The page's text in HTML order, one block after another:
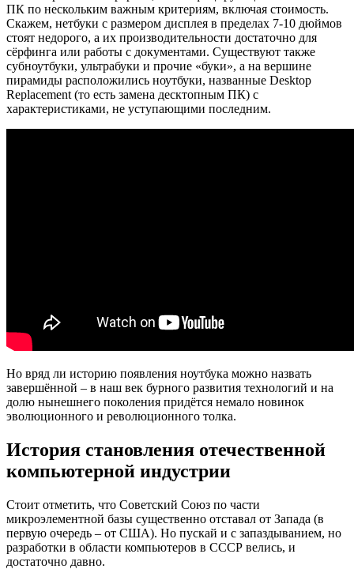
ПК по нескольким важным критериям, включая стоимость.
Скажем, нетбуки с размером дисплея в пределах 7-10 дюймов
стоят недорого, а их производительности достаточно для
сёрфинга или работы с документами. Существуют также
субноутбуки, ультрабуки и прочие «буки», а на вершине
пирамиды расположились ноутбуки, названные Desktop
Replacement (то есть замена десктопным ПК) с
характеристиками, не уступающими последним.
Но вряд ли историю появления ноутбука можно назвать
завершённой – в наш век бурного развития технологий и на
долю нынешнего поколения придётся немало новинок
эволюционного и революционного толка.
История становления отечественной
компьютерной индустрии
Стоит отметить, что Советский Союз по части
микроэлементной базы существенно отставал от Запада (в
первую очередь – от США). Но пускай и с запаздыванием, но
разработки в области компьютеров в СССР велись, и
достаточно давно.